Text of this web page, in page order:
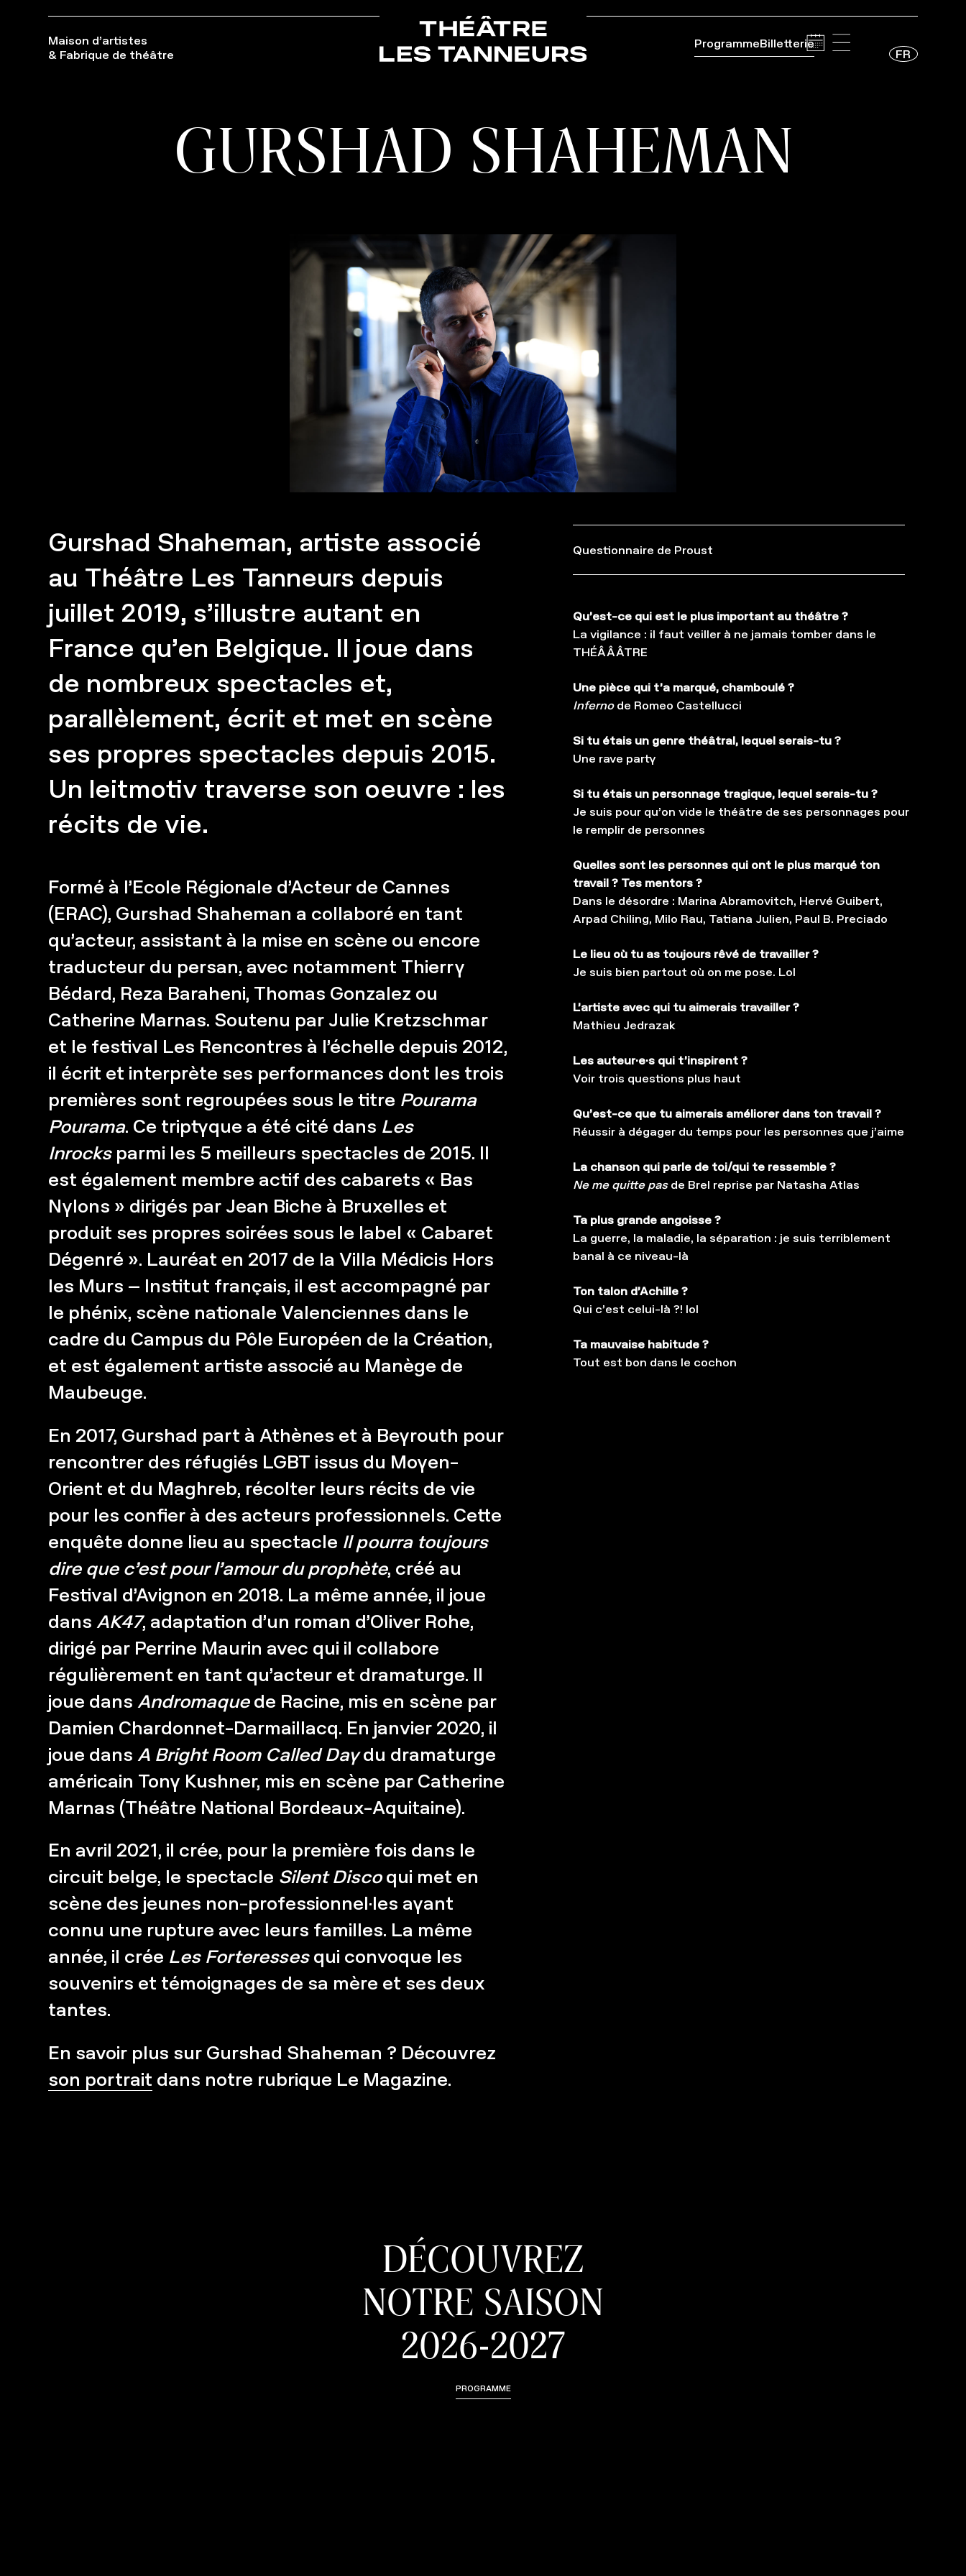
Maison d’artistes
& Fabrique de théâtre
ProgrammeBilletterie
FR
GURSHAD SHAHEMAN
Gurshad Shaheman, artiste associé
au Théâtre Les Tanneurs depuis
juillet 2019, s’illustre autant en
France qu’en Belgique. Il joue dans
de nombreux spectacles et,
parallèlement, écrit et met en scène
ses propres spectacles depuis 2015.
Un leitmotiv traverse son oeuvre : les
récits de vie.
Formé à l’Ecole Régionale d’Acteur de Cannes
(ERAC), Gurshad Shaheman a collaboré en tant
qu’acteur, assistant à la mise en scène ou encore
traducteur du persan, avec notamment Thierry
Bédard, Reza Baraheni, Thomas Gonzalez ou
Catherine Marnas. Soutenu par Julie Kretzschmar
et le festival Les Rencontres à l’échelle depuis 2012,
il écrit et interprète ses performances dont les trois
premières sont regroupées sous le titre Pourama
Pourama. Ce triptyque a été cité dans Les
Inrocksparmi les 5 meilleurs spectacles de 2015. Il
est également membre actif des cabarets « Bas
Nylons » dirigés par Jean Biche à Bruxelles et
produit ses propres soirées sous le label « Cabaret
Dégenré ». Lauréat en 2017 de la Villa Médicis Hors
les Murs – Institut français, il est accompagné par
le phénix, scène nationale Valenciennes dans le
cadre du Campus du Pôle Européen de la Création,
et est également artiste associé au Manège de
Maubeuge.
En 2017, Gurshad part à Athènes et à Beyrouth pour
rencontrer des réfugiés LGBT issus du Moyen-
Orient et du Maghreb, récolter leurs récits de vie
pour les confier à des acteurs professionnels. Cette
enquête donne lieu au spectacle Il pourra toujours
dire que c’est pour l’amour du prophète, créé au
Festival d’Avignon en 2018. La même année, il joue
dans AK47, adaptation d’un roman d’Oliver Rohe,
dirigé par Perrine Maurin avec qui il collabore
régulièrement en tant qu’acteur et dramaturge. Il
joue dans Andromaquede Racine, mis en scène par
Damien Chardonnet-Darmaillacq. En janvier 2020, il
joue dans A Bright Room Called Daydu dramaturge
américain Tony Kushner, mis en scène par Catherine
Marnas (Théâtre National Bordeaux-Aquitaine).
En avril 2021, il crée, pour la première fois dans le
circuit belge, le spectacle Silent Discoqui met en
scène des jeunes non-professionnel·les ayant
connu une rupture avec leurs familles. La même
année, il crée Les Forteressesqui convoque les
souvenirs et témoignages de sa mère et ses deux
tantes.
En savoir plus sur Gurshad Shaheman ? Découvrez
son portrait dans notre rubrique Le Magazine.
Questionnaire de Proust
Qu’est-ce qui est le plus important au théâtre ?
La vigilance : il faut veiller à ne jamais tomber dans le
THÉÂÂÂTRE
Une pièce qui t’a marqué, chamboulé ?
Infernode Romeo Castellucci
Si tu étais un genre théâtral, lequel serais-tu ?
Une rave party
Si tu étais un personnage tragique, lequel serais-tu ?
Je suis pour qu’on vide le théâtre de ses personnages pour
le remplir de personnes
Quelles sont les personnes qui ont le plus marqué ton
travail ? Tes mentors ?
Dans le désordre : Marina Abramovitch, Hervé Guibert,
Arpad Chiling, Milo Rau, Tatiana Julien, Paul B. Preciado
Le lieu où tu as toujours rêvé de travailler ?
Je suis bien partout où on me pose. Lol
L’artiste avec qui tu aimerais travailler ?
Mathieu Jedrazak
Les auteur·e·s qui t’inspirent ?
Voir trois questions plus haut
Qu’est-ce que tu aimerais améliorer dans ton travail ?
Réussir à dégager du temps pour les personnes que j’aime
La chanson qui parle de toi/qui te ressemble ?
Ne me quitte pasde Brel reprise par Natasha Atlas
Ta plus grande angoisse ?
La guerre, la maladie, la séparation : je suis terriblement
banal à ce niveau-là
Ton talon d’Achille ?
Qui c’est celui-là ?! lol
Ta mauvaise habitude ?
Tout est bon dans le cochon
DÉCOUVREZ
NOTRE SAISON
2026-2027
PROGRAMME